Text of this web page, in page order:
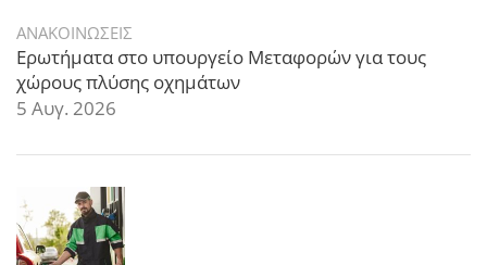
ΑΝΑΚΟΙΝΩΣΕΙΣ
Ερωτήματα στο υπουργείο Μεταφορών για τους
χώρους πλύσης οχημάτων
5 Αυγ. 2026